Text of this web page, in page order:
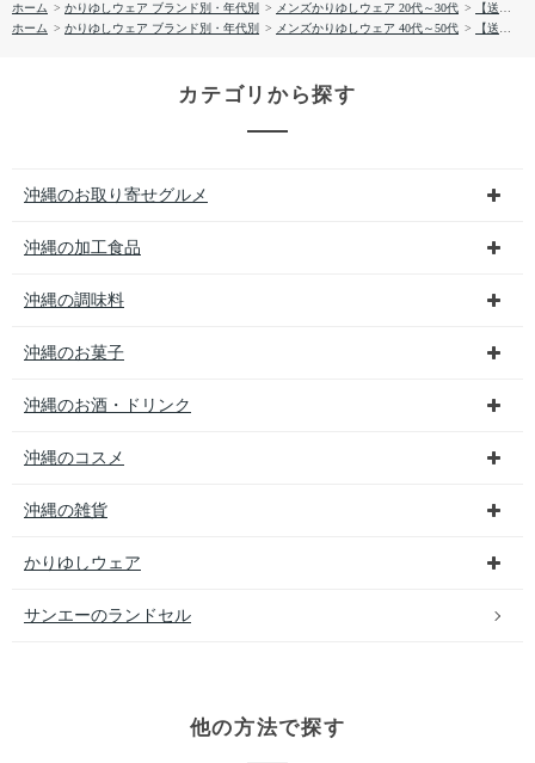
ホーム > かりゆしウェア ブランド別・年代別 > メンズかりゆしウェア 20代～30代 >
【送料無料】琉球交易港図 かりゆしウェア P-GSM56013S
ホーム > かりゆしウェア ブランド別・年代別 > メンズかりゆしウェア 40代～50代 > 【送料無料】琉球交易港図 かりゆしウェア P-GSM56013S
カテゴリから探す
沖縄のお取り寄せグルメ
沖縄の加工食品
沖縄の調味料
沖縄のお菓子
沖縄のお酒・ドリンク
沖縄のコスメ
沖縄の雑貨
かりゆしウェア
サンエーのランドセル
他の方法で探す